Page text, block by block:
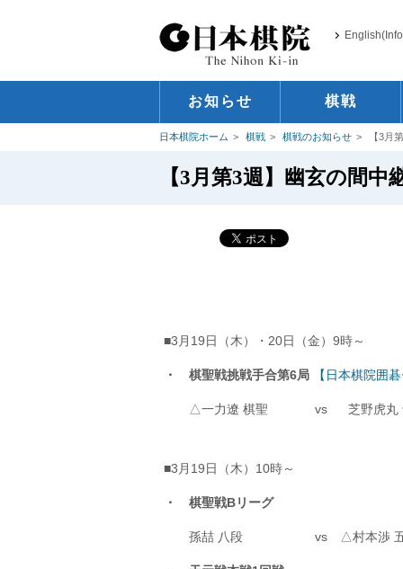
お知らせ 棋戦
日本棋院ホーム 棋戦 棋戦のお知らせ 【3月
【3月第3週】幽玄の間中
■3月19日（木）・20日（金）9時～
・ 棋聖戦挑戦手合第6局 【日本棋院囲
△一力遼 棋聖 vs 芝野虎
■3月19日（木）10時～
・ 棋聖戦Bリーグ
孫喆 八段 vs △村本渉